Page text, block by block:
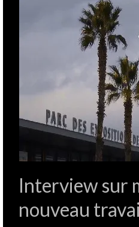
Interview sur
nouveau